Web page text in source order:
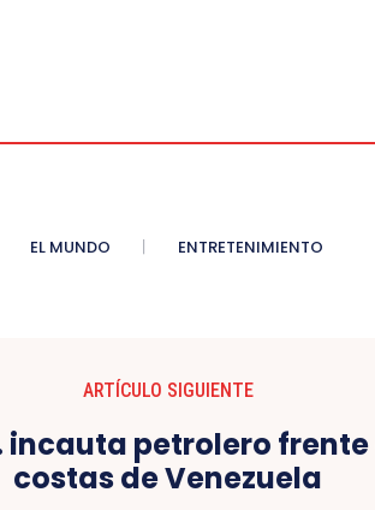
EL MUNDO ENTRETENIMIENTO
ARTÍCULO SIGUIENTE